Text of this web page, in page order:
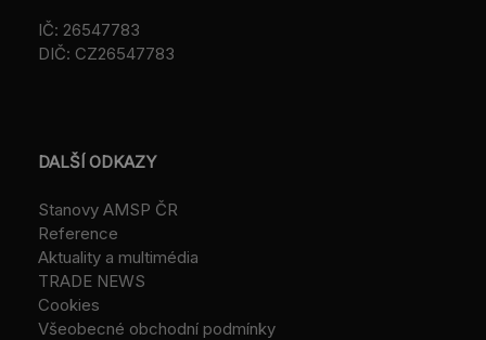
IČ: 26547783
DIČ: CZ26547783
DALŠÍ ODKAZY
Stanovy AMSP ČR
Reference
Aktuality a multimédia
TRADE NEWS
Cookies
Všeobecné obchodní podmínky